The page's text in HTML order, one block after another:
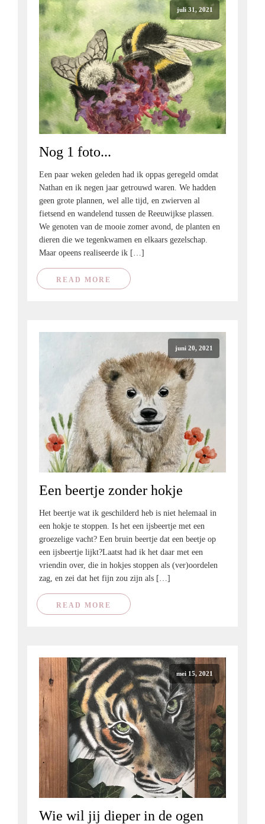
juli 31, 2021
Nog 1 foto...
Een paar weken geleden had ik oppas geregeld omdat
Nathan en ik negen jaar getrouwd waren. We hadden
geen grote plannen, wel alle tijd, en zwierven al
fietsend en wandelend tussen de Reeuwijkse plassen.
We genoten van de mooie zomer avond, de planten en
dieren die we tegenkwamen en elkaars gezelschap.
Maar opeens realiseerde ik […]
READ MORE
juni 20, 2021
Een beertje zonder hokje
Het beertje wat ik geschilderd heb is niet helemaal in
een hokje te stoppen. Is het een ijsbeertje met een
groezelige vacht? Een bruin beertje dat een beetje op
een ijsbeertje lijkt?Laatst had ik het daar met een
vriendin over, die in hokjes stoppen als (ver)oordelen
zag, en zei dat het fijn zou zijn als […]
READ MORE
mei 15, 2021
Wie wil jij dieper in de ogen